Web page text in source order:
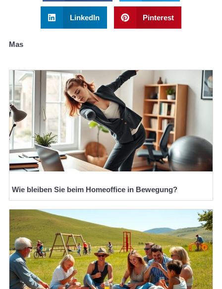
LinkedIn Pinterest
Mas
Wie bleiben Sie beim Homeoffice in Bewegung?